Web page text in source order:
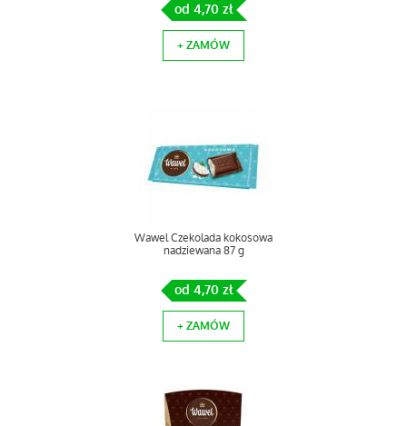
od 4,70 zł
+ ZAMÓW
Wawel Czekolada kokosowa
nadziewana 87 g
od 4,70 zł
+ ZAMÓW